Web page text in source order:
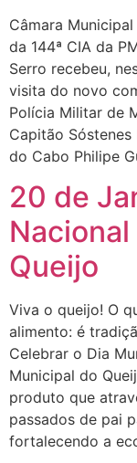
Câmara
da 144ª CIA da
Serro recebeu,
visita do novo
Polícia Militar de
Capitão
do Cabo Philipe
20 de
Queijo
Viva o queijo! O
alimento: é
Celebrar o Dia
Municipal do
produto que
passados de pai
fortalecendo a